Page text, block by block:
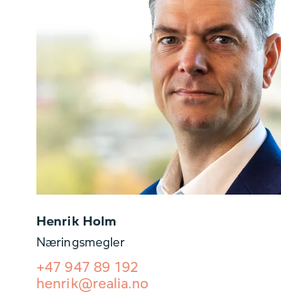
Henrik Holm
Næringsmegler
+47 947 89 192
henrik@realia.no